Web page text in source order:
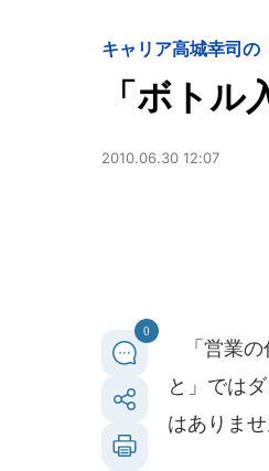
キャリア高城幸司の
「ボト
2010.06.30 12:07
0
「営業の
と」では
はありま